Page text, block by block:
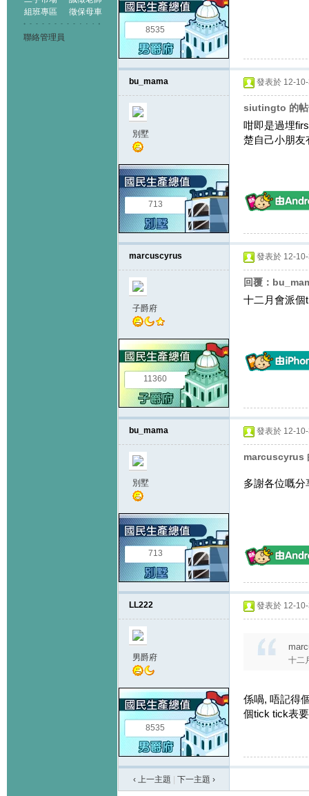
組班專區
徵保母車
聯絡管理員
8535
bu_mama
別墅
713
發表於 12-
siutingto 的
咁即是過埋
楚自己小朋友
marcuscyrus
子爵府
11360
發表於 12-
回覆：
十二月會派個
bu_mama
別墅
713
發表於 12-
marcuscyrus
多謝各位嘅
LL222
男爵府
8535
發表於 12-
十二
係喎, 唔記得
個tick tick表
‹ 上一主題 下一主題 ›